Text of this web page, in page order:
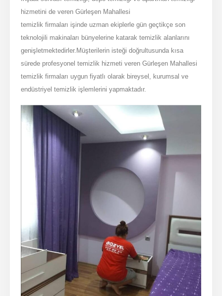
hizmetini de veren Gürleşen Mahallesi
temizlik firmaları işinde uzman ekiplerle gün geçtikçe son
teknolojili makinaları bünyelerine katarak temizlik alanlarını
genişletmektedirler.Müşterilerin isteği doğrultusunda kısa
sürede profesyonel temizlik hizmeti veren Gürleşen Mahallesi
temizlik firmaları uygun fiyatlı olarak bireysel, kurumsal ve
endüstriyel temizlik işlemlerini yapmaktadır.